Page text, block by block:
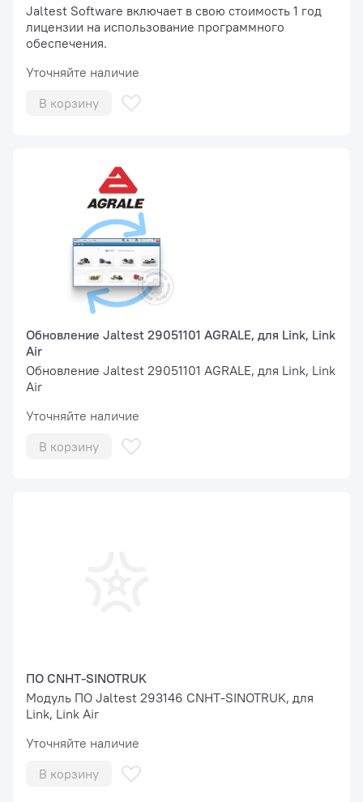
Jaltest Software включает в свою стоимость 1 год
лицензии на использование программного
обеспечения.
Уточняйте наличие
В корзину
Обновление Jaltest 29051101 AGRALE, для Link, Link
Air
Обновление Jaltest 29051101 AGRALE, для Link, Link
Air
Уточняйте наличие
В корзину
ПО CNHT-SINOTRUK
Модуль ПО Jaltest 293146 CNHT-SINOTRUK, для
Link, Link Air
Уточняйте наличие
В корзину